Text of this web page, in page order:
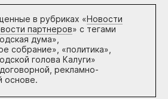
в рубриках «Новости
партнеров» с тегами
дума»,
собрание», «политика»,
голова Калуги»
рекламно-
основе.